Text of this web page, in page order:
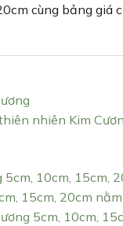
cùng bảng
nhiên Kim
5cm, 10cm, 15cm,
15cm, 20cm
5cm, 10cm,